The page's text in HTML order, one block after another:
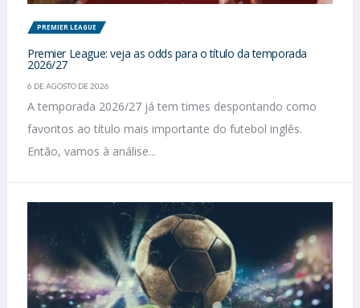
PREMIER LEAGUE
Premier League: veja as odds para o título da temporada
2026/27
6 DE AGOSTO DE 2026
A temporada 2026/27 já tem times despontando como
favoritos ao título mais importante do futebol inglês.
Então, vamos à análise...